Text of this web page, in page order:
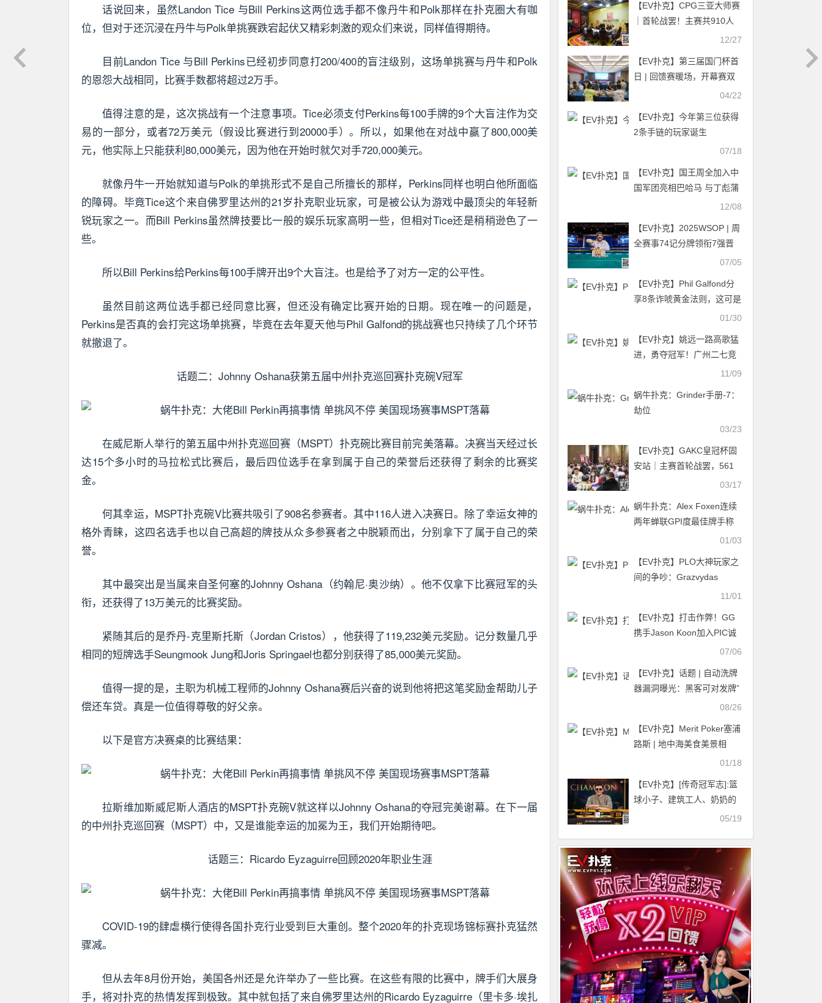
话说回来，虽然Landon Tice 与Bill Perkins这两位选手都不像丹牛和Polk那样在扑克圈大有咖
位，但对于还沉浸在丹牛与Polk单挑赛跌宕起伏又精彩刺激的观众们来说，同样值得期待。
目前Landon Tice 与Bill Perkins已经初步同意打200/400的盲注级别，这场单挑赛与丹牛和Polk
的恩怨大战相同，比赛手数都将超过2万手。
值得注意的是，这次挑战有一个注意事项。Tice必须支付Perkins每100手牌的9个大盲注作为交
易的一部分，或者72万美元（假设比赛进行到20000手）。所以，如果他在对战中赢了800,000美
元，他实际上只能获利80,000美元，因为他在开始时就欠对手720,000美元。
就像丹牛一开始就知道与Polk的单挑形式不是自己所擅长的那样，Perkins同样也明白他所面临
的障碍。毕竟Tice这个来自佛罗里达州的21岁扑克职业玩家，可是被公认为游戏中最顶尖的年轻新
锐玩家之一。而Bill Perkins虽然牌技要比一般的娱乐玩家高明一些，但相对Tice还是稍稍逊色了一
些。
所以Bill Perkins给Perkins每100手牌开出9个大盲注。也是给予了对方一定的公平性。
虽然目前这两位选手都已经同意比赛，但还没有确定比赛开始的日期。现在唯一的问题是，
Perkins是否真的会打完这场单挑赛，毕竟在去年夏天他与Phil Galfond的挑战赛也只持续了几个环节
就撤退了。
话题二：Johnny Oshana获第五届中州扑克巡回赛扑克碗V冠军
在威尼斯人举行的第五届中州扑克巡回赛（MSPT）扑克碗比赛目前完美落幕。决赛当天经过长
达15个多小时的马拉松式比赛后，最后四位选手在拿到属于自己的荣誉后还获得了剩余的比赛奖
金。
何其幸运，MSPT扑克碗V比赛共吸引了908名参赛者。其中116人进入决赛日。除了幸运女神的
格外青睐，这四名选手也以自己高超的牌技从众多参赛者之中脱颖而出，分别拿下了属于自己的荣
誉。
其中最突出是当属来自圣何塞的Johnny Oshana（约翰尼·奥沙纳）。他不仅拿下比赛冠军的头
衔，还获得了13万美元的比赛奖励。
紧随其后的是乔丹-克里斯托斯（Jordan Cristos），他获得了119,232美元奖励。记分数量几乎
相同的短牌选手Seungmook Jung和Joris Springael也都分别获得了85,000美元奖励。
值得一提的是，主职为机械工程师的Johnny Oshana赛后兴奋的说到他将把这笔奖励金帮助儿子
偿还车贷。真是一位值得尊敬的好父亲。
以下是官方决赛桌的比赛结果：
拉斯维加斯威尼斯人酒店的MSPT扑克碗V就这样以Johnny Oshana的夺冠完美谢幕。在下一届
的中州扑克巡回赛（MSPT）中，又是谁能幸运的加冕为王，我们开始期待吧。
话题三：Ricardo Eyzaguirre回顾2020年职业生涯
COVID-19的肆虐横行使得各国扑克行业受到巨大重创。整个2020年的扑克现场锦标赛扑克猛然
骤减。
但从去年8月份开始，美国各州还是允许举办了一些比赛。在这些有限的比赛中，牌手们大展身
手，将对扑克的热情发挥到极致。其中就包括了来自佛罗里达州的Ricardo Eyzaguirre（里卡多·埃扎
【EV扑克】CPG三亚大师赛
｜首轮战罢！主赛共910人
次参赛432人晋级第二轮，
轮B组
12/27
【EV扑克】第三届国门杯首
日 | 回馈赛暖场，开幕赛双
组齐发共155人次参赛，20
文分获A/B组CL
04/22
【EV扑克】今年第三位获得
2条手链的玩家诞生
07/18
【EV扑克】国王周全加入中
国军团亮相巴哈马 与丁彪蒲
蔚然奋战25K豪客赛Day1b
12/08
【EV扑克】2025WSOP | 周
全赛事74记分牌领衔7强晋
级，迷你主赛台湾省Chu07/05
【EV扑克】Phil Galfond分
享8条诈唬黄金法则，这可是
18年职业生涯花费10亿刀得
01/30
【EV扑克】姚远一路高歌猛
进，勇夺冠军！广州二七竞
技鱼人狂欢赛完美落幕！11/09
蜗牛扑克：Grinder手册-7：
劫位
03/23
【EV扑克】GAKC皇冠杯固
安站｜主赛首轮战罢，561
总参赛，130人晋级，王雨
03/17
蜗牛扑克：Alex Foxen连续
两年蝉联GPI度最佳牌手称
01/03
【EV扑克】PLO大神玩家之
间的争吵：Grazvydas
Kontautas向Venividi1993发
11/01
【EV扑克】打击作弊！GG
携手Jason Koon加入PIC诚
信委员会，百万主赛事加开
07/06
【EV扑克】话题 | 自动洗牌
器漏洞曝光：黑客可对发牌”
08/26
【EV扑克】Merit Poker塞浦
路斯 | 地中海美食美景相
伴，点燃扑克新体验；瞿
赛DAY2
01/18
【EV扑克】[传奇冠军志]:篮
球小子、建筑工人、奶奶的
扑克助理，Jesse Lonis的全
05/19